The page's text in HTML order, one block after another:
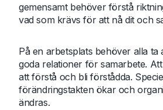
gemensamt behöver förstå
vad som krävs för att nå dit och
På en arbetsplats behöver alla
goda relationer för samarbete.
att förstå och bli förstådda.
förändringstakten ökar och
ändras.